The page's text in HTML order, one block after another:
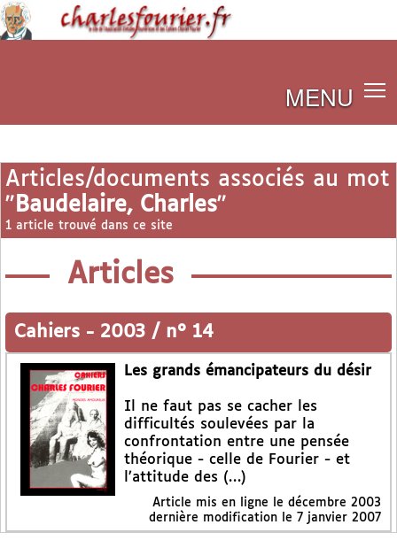
MENU
Articles/documents associés au mot
" Baudelaire, Charles"
1 article trouvé dans ce site
Articles
Cahiers - 2003 / n° 14
Les grands émancipateurs du désir
Il ne faut pas se cacher les
difficultés soulevées par la
confrontation entre une pensée
théorique - celle de Fourier - et
l’attitude des (…)
Article mis en ligne le décembre 2003
dernière modification le 7 janvier 2007